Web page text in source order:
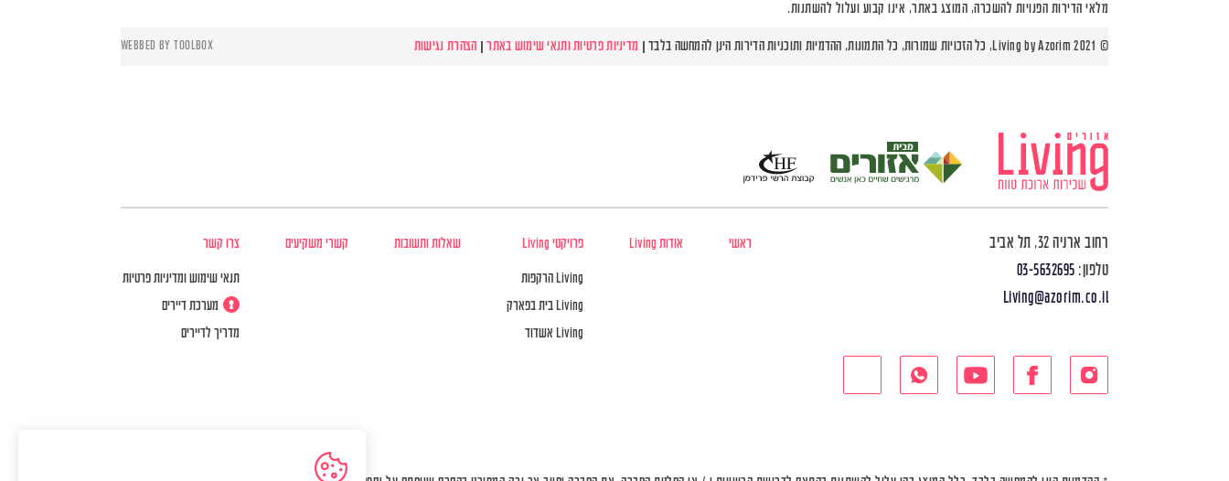
מלאי הדירות הפנויות להשכרה, המוצג באתר, אינו קבוע ועלול להשתנות.
© Living by Azorim 2021, כל הזכויות שמורות, כל התמונות, ההדמיות ותוכניות הדירות הינן להמחשה בלבד | מדיניות פרטיות ותנאי שימוש באתר| הצהרת נגישות WEBBED BY TOOLBOX
רחוב ארניה 32, תל אביב
טלפון: 03-5632695
Living@azorim.co.il
ראשי אודות Living פרויקטי Living
Living הרקפות
Living בית בפארק
Living אשדוד
שאלות ותשובות קשרי משקיעים צרו קשר
תנאי שימוש ומדיניות פרטיות
מערכת דיירים
מדריך לדיירים